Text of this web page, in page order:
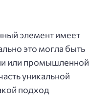
элемент имеет
это могла быть
или промышленной
уникальной
подход